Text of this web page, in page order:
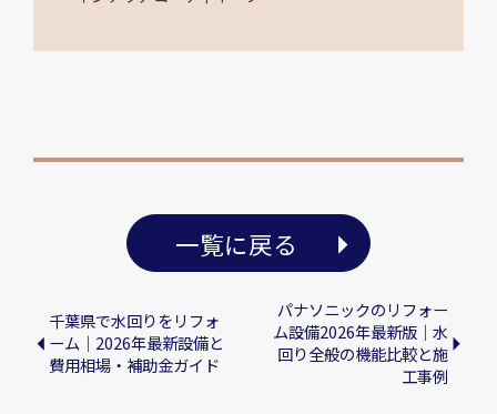
一覧に戻る
千葉県で水回りをリフォ
ーム｜2026年最新設備と
費用相場・補助金ガイド
パナソニックのリフォー
ム設備2026年最新版｜水
回り全般の機能比較と施
工事例